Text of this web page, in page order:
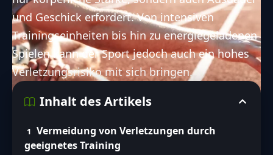
und Geschick erfordert. Von intensiven
Trainingseinheiten bis hin zu energiegeladenen
Spielen kann der Sport jedoch auch ein hohes
Verletzungsrisiko mit sich bringen.
Inhalt des Artikels
Vermeidung von Verletzungen durch
geeignetes Training